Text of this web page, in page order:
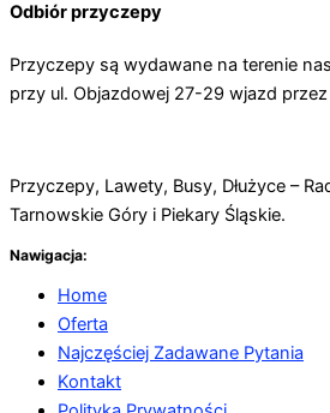
Odbiór przyczepy
Przyczepy są wydawane na terenie
przy ul. Objazdowej 27-29 wjazd
Przyczepy, Lawety, Busy, Dłużyce –
Tarnowskie Góry i Piekary Śląskie.
Nawigacja:
Home
Oferta
Najczęściej Zadawane Pytania
Kontakt